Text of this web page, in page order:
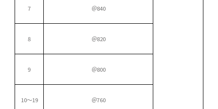
7 ＠840
8 ＠820
9 ＠800
10～19 ＠760